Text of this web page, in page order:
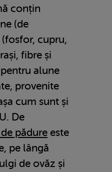
conțin
(de
(fosfor, cupru,
fibre și
alune
provenite
cum sunt și
De
pădure este
pe lângă
de ovăz și